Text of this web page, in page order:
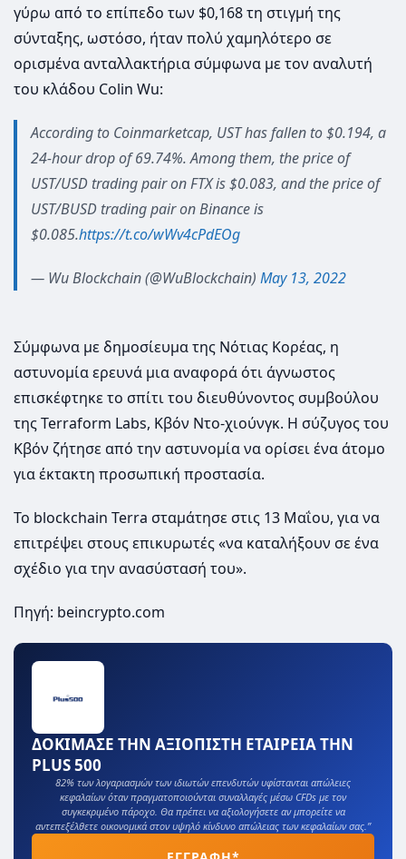
γύρω από το επίπεδο των $0,168 τη στιγμή της
σύνταξης, ωστόσο, ήταν πολύ χαμηλότερο σε
ορισμένα ανταλλακτήρια σύμφωνα με τον αναλυτή
του κλάδου Colin Wu:
According to Coinmarketcap, UST has fallen to $0.194, a
24-hour drop of 69.74%. Among them, the price of
UST/USD trading pair on FTX is $0.083, and the price of
UST/BUSD trading pair on Binance is
$0.085.https://t.co/wWv4cPdEOg
— Wu Blockchain (@WuBlockchain) May 13, 2022
Σύμφωνα με δημοσίευμα της Νότιας Κορέας, η
αστυνομία ερευνά μια αναφορά ότι άγνωστος
επισκέφτηκε το σπίτι του διευθύνοντος συμβούλου
της Terraform Labs, Κβόν Ντο-χιούνγκ. Η σύζυγος του
Κβόν ζήτησε από την αστυνομία να ορίσει ένα άτομο
για έκτακτη προσωπική προστασία.
Το blockchain Terra σταμάτησε στις 13 Μαΐου, για να
επιτρέψει στους επικυρωτές «να καταλήξουν σε ένα
σχέδιο για την ανασύστασή του».
Πηγή: beincrypto.com
ΔΟΚΙΜΑΣΕ ΤΗΝ ΑΞΙΟΠΙΣΤΗ ΕΤΑΙΡΕΙΑ ΤΗΝ
PLUS 500
82% των λογαριασμών των ιδιωτών επενδυτών υφίστανται απώλειες
κεφαλαίων όταν πραγματοποιούνται συναλλαγές μέσω CFDs με τον
συγκεκριμένο πάροχο. Θα πρέπει να αξιολογήσετε αν μπορείτε να
αντεπεξέλθετε οικονομικά στον υψηλό κίνδυνο απώλειας των κεφαλαίων σας.”